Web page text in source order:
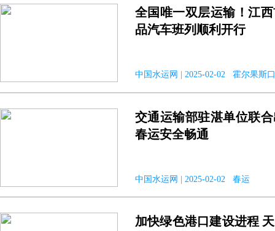
全国唯一双层运输！江
品汽车班列顺利开行
中国水运网 | 2025-02-02 霍尔果斯
交通运输部驻湛单位联
春运安全畅通
中国水运网 | 2025-02-02 春运
加快绿色港口建设进程